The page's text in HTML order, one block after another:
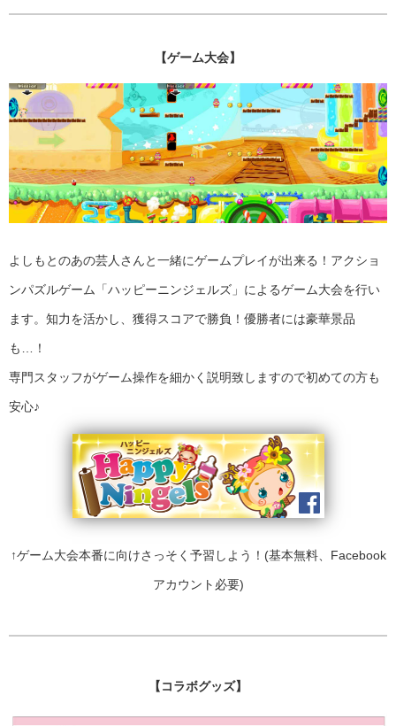
【ゲーム大会】
よしもとのあの芸人さんと一緒にゲームプレイが出来る！アクショ
ンパズルゲーム「ハッピーニンジェルズ」によるゲーム大会を行い
ます。知力を活かし、獲得スコアで勝負！優勝者には豪華景品
も…！
専門スタッフがゲーム操作を細かく説明致しますので初めての方も
安心♪
↑ゲーム大会本番に向けさっそく予習しよう！(基本無料、Facebook
アカウント必要)
【コラボグッズ】